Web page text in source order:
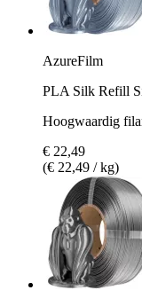
AzureFilm
PLA Silk Refill
Hoogwaardig
€ 22,49
(€ 22,49 / kg)